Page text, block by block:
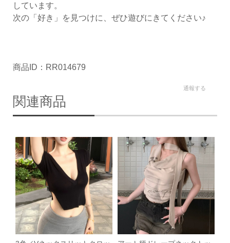
しています。
次の「好き」を見つけに、ぜひ遊びにきてください♪
商品ID：RR014679
通報する
関連商品